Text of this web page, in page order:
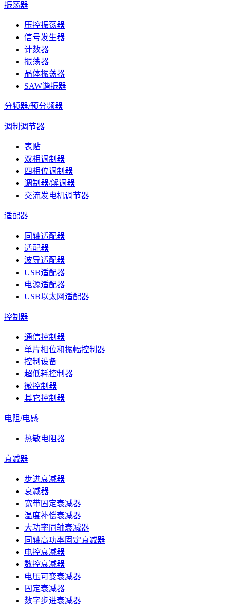
振荡器
压控振荡器
信号发生器
计数器
振荡器
晶体振荡器
SAW谐振器
分频器/预分频器
调制调节器
表贴
双相调制器
四相位调制器
调制器/解调器
交流发电机调节器
适配器
同轴适配器
适配器
波导适配器
USB适配器
电源适配器
USB以太网适配器
控制器
通信控制器
单片相位和振幅控制器
控制设备
超低耗控制器
微控制器
其它控制器
电阻/电感
热敏电阻器
衰减器
步进衰减器
衰减器
宽带固定衰减器
温度补偿衰减器
大功率同轴衰减器
同轴高功率固定衰减器
电控衰减器
数控衰减器
电压可变衰减器
固定衰减器
数字步进衰减器